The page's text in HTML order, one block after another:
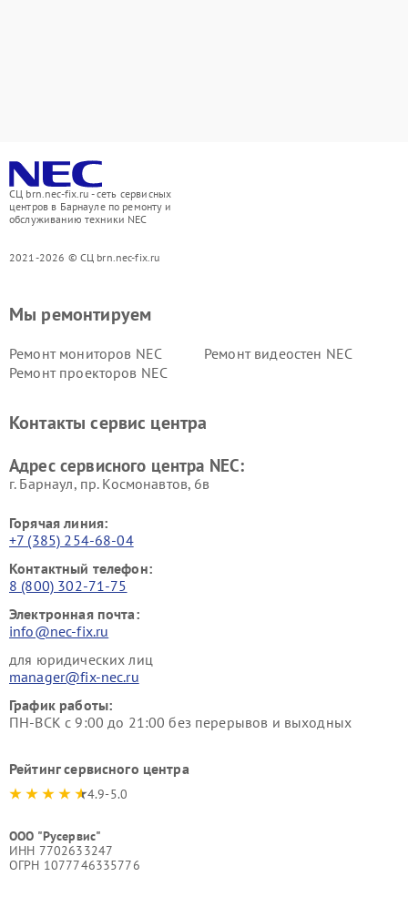
СЦ brn.nec-fix.ru - сеть сервисных
центров в Барнауле по ремонту и
обслуживанию техники NEC
2021-2026 © СЦ brn.nec-fix.ru
Мы ремонтируем
Ремонт мониторов NEC
Ремонт видеостен NEC
Ремонт проекторов NEC
Контакты сервис центра
Адрес сервисного центра NEC:
г. Барнаул, ​пр. Космонавтов, 6в
Горячая линия:
+7 (385) 254-68-04
Контактный телефон:
8 (800) 302-71-75
Электронная почта:
info@nec-fix.ru
для юридических лиц
manager@fix-nec.ru
График работы:
ПН-ВСК с 9:00 до 21:00 без перерывов и выходных
Рейтинг сервисного центра
4.9-5.0
ООО "Русервис"
ИНН 7702633247
ОГРН 1077746335776